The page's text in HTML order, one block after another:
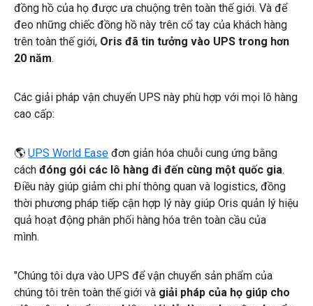
đồng hồ của họ được ưa chuộng trên toàn thế giới. Và để
đeo những chiếc đồng hồ này trên cổ tay của khách hàng
trên toàn thế giới, Oris đã tin tưởng vào UPS trong hơn
20 năm.
Các giải pháp vận chuyển UPS này phù hợp với mọi lô hàng
cao cấp:
🌎 UPS World Ease đơn giản hóa chuỗi cung ứng bằng
cách đóng gói các lô hàng đi đến cùng một quốc gia.
Điều này giúp giảm chi phí thông quan và logistics, đồng
thời phương pháp tiếp cận hợp lý này giúp Oris quản lý hiệu
quả hoạt động phân phối hàng hóa trên toàn cầu của
mình.
"Chúng tôi dựa vào UPS để vận chuyển sản phẩm của
chúng tôi trên toàn thế giới và giải pháp của họ giúp cho